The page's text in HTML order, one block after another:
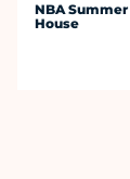
NBA Summer
House